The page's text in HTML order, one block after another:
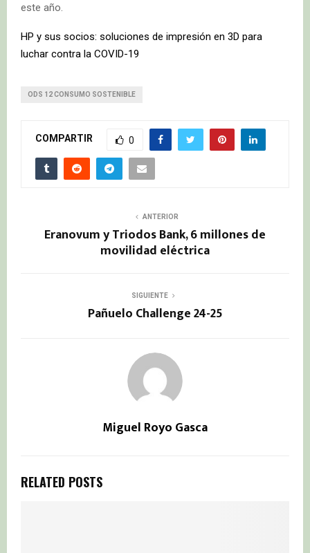
este año.
HP y sus socios: soluciones de impresión en 3D para
luchar contra la COVID-19
ODS 12 CONSUMO SOSTENIBLE
COMPARTIR 0
ANTERIOR
Eranovum y Triodos Bank, 6 millones de
movilidad eléctrica
SIGUIENTE
Pañuelo Challenge 24-25
Miguel Royo Gasca
RELATED POSTS